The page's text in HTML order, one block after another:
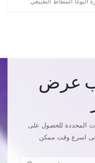
عرض
المحددة للحصول على